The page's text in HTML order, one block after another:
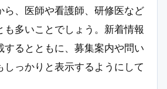
ら、医師や看護師、研修医など
も多いことでしょう。新着情報
するとともに、募集案内や問い
しっかりと表示するようにして